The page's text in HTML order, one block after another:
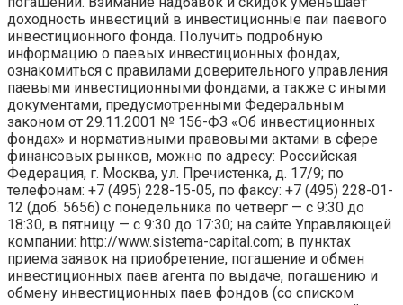
доходность инвестиций в инвестиционные паи паевого
инвестиционного фонда. Получить подробную
информацию о паевых инвестиционных фондах,
ознакомиться с правилами доверительного управления
паевыми инвестиционными фондами, а также с иными
документами, предусмотренными Федеральным
законом от 29.11.2001 № 156-ФЗ «Об инвестиционных
фондах» и нормативными правовыми актами в сфере
финансовых рынков, можно по адресу: Российская
Федерация, г. Москва, ул. Пречистенка, д. 17/9; по
телефонам: +7 (495) 228-15-05, по факсу: +7 (495) 228-01-
12 (доб. 5656) с понедельника по четверг — c 9:30 до
18:30, в пятницу — с 9:30 до 17:30; на сайте Управляющей
компании: http://www.sistema-capital.com; в пунктах
приема заявок на приобретение, погашение и обмен
инвестиционных паев агента по выдаче, погашению и
обмену инвестиционных паев фондов (со списком